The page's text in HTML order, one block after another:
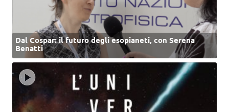
Dal Cospar: il futuro degli esopianeti, con Serena
Benatti